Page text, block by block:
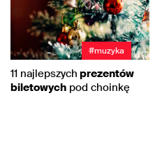
#muzyka
11 najlepszych prezentów
biletowych pod choinkę